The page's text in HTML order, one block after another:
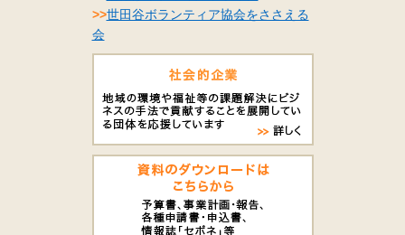
>>世田谷ボランティア協会をささえる
会